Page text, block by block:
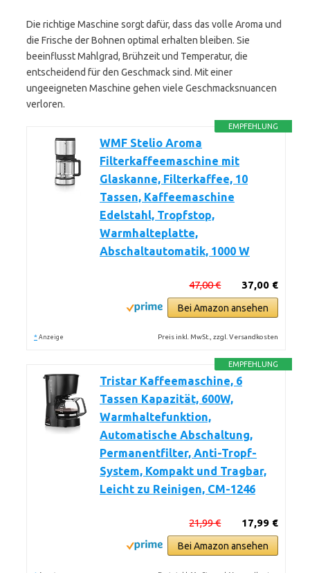
Die richtige Maschine sorgt dafür, dass das volle Aroma und
die Frische der Bohnen optimal erhalten bleiben. Sie
beeinflusst Mahlgrad, Brühzeit und Temperatur, die
entscheidend für den Geschmack sind. Mit einer
ungeeigneten Maschine gehen viele Geschmacksnuancen
verloren.
EMPFEHLUNG
WMF Stelio Aroma
Filterkaffeemaschine mit
Glaskanne, Filterkaffee, 10
Tassen, Kaffeemaschine
Edelstahl, Tropfstop,
Warmhalteplatte,
Abschaltautomatik, 1000 W
37,00 €
47,00 €
Bei Amazon ansehen
* Anzeige Preis inkl. MwSt., zzgl. Versandkosten
EMPFEHLUNG
Tristar Kaffeemaschine, 6
Tassen Kapazität, 600W,
Warmhaltefunktion,
Automatische Abschaltung,
Permanentfilter, Anti-Tropf-
System, Kompakt und Tragbar,
Leicht zu Reinigen, CM-1246
17,99 €
21,99 €
Bei Amazon ansehen